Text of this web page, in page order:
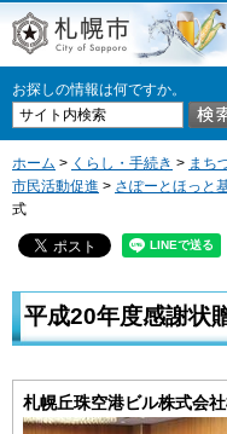
札幌市
お探しの情報は何ですか。
ホーム > くらし・手続き > まち
市民活動促進 > さぽーとほっと
式
平成20年度感謝状
札幌丘珠空港ビル株式会